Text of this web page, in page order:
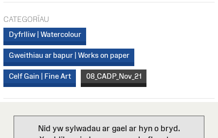
CATEGORÏAU
Dyfrlliw | Watercolour
Gweithiau ar bapur | Works on paper
Celf Gain | Fine Art 08_CADP_Nov_21
Nid yw sylwadau ar gael ar hyn o bryd.